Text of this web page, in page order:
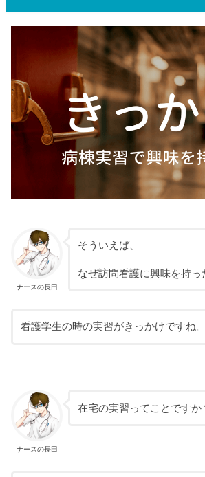
ナースの長田
そういえば、
なぜ訪問看護に興味を持っ
看護学生の時の実習がきっかけですね。
ナースの長田
在宅の実習ってことですか